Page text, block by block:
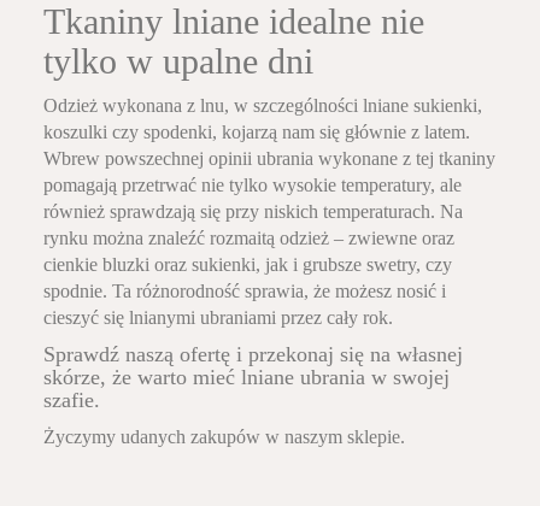
Tkaniny lniane idealne nie
tylko w upalne dni
Odzież wykonana z lnu, w szczególności lniane sukienki,
koszulki czy spodenki, kojarzą nam się głównie z latem.
Wbrew powszechnej opinii ubrania wykonane z tej tkaniny
pomagają przetrwać nie tylko wysokie temperatury, ale
również sprawdzają się przy niskich temperaturach. Na
rynku można znaleźć rozmaitą odzież – zwiewne oraz
cienkie bluzki oraz sukienki, jak i grubsze swetry, czy
spodnie. Ta różnorodność sprawia, że możesz nosić i
cieszyć się lnianymi ubraniami przez cały rok.
Sprawdź naszą ofertę i przekonaj się na własnej
skórze, że warto mieć lniane ubrania w swojej
szafie.
Życzymy udanych zakupów w naszym sklepie.